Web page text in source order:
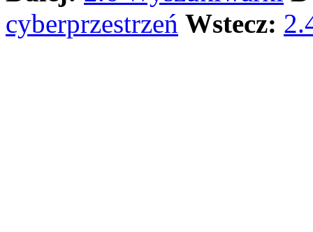
cyberprzestrzeń Wstecz: